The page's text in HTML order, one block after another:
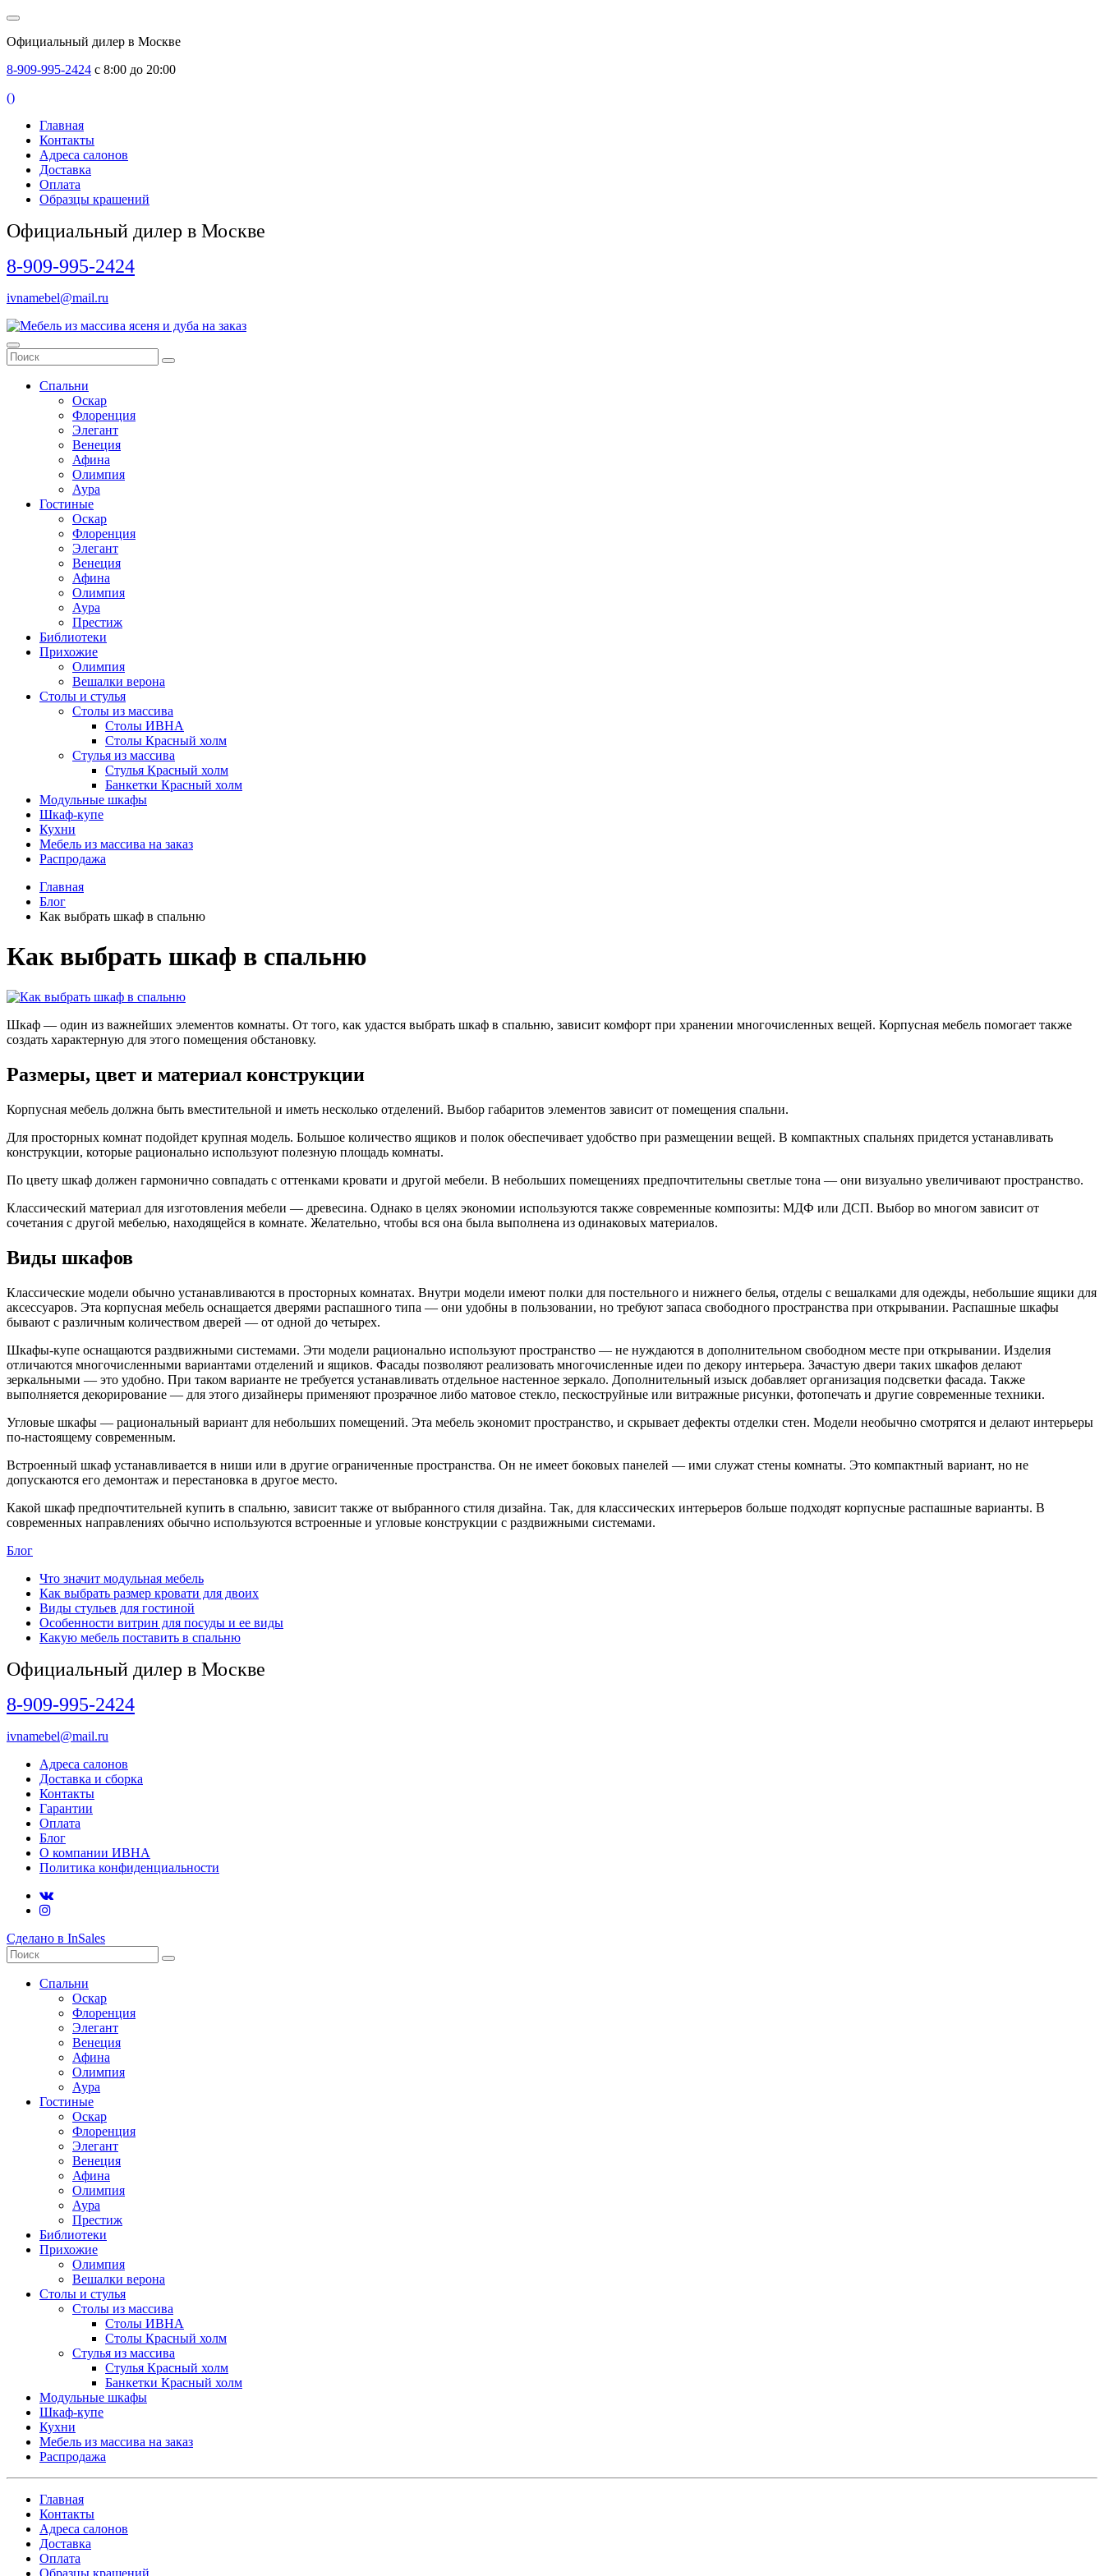
Официальный дилер в Москве
8-909-995-2424 с 8:00 до 20:00
()
Главная
Контакты
Адреса салонов
Доставка
Оплата
Образцы крашений
Официальный дилер в Москве
8-909-995-2424
ivnamebel@mail.ru
Спальни
Оскар
Флоренция
Элегант
Венеция
Афина
Олимпия
Аура
Гостиные
Оскар
Флоренция
Элегант
Венеция
Афина
Олимпия
Аура
Престиж
Библиотеки
Прихожие
Олимпия
Вешалки верона
Столы и стулья
Столы из массива
Столы ИВНА
Столы Красный холм
Стулья из массива
Стулья Красный холм
Банкетки Красный холм
Модульные шкафы
Шкаф-купе
Кухни
Мебель из массива на заказ
Распродажа
Главная
Блог
Как выбрать шкаф в спальню
Как выбрать шкаф в спальню
Шкаф — один из важнейших элементов комнаты. От того, как удастся выбрать шкаф в спальню, зависит комфорт при хранении многочисленных вещей. Корпусная мебель помогает также
создать характерную для этого помещения обстановку.
Размеры, цвет и материал конструкции
Корпусная мебель должна быть вместительной и иметь несколько отделений. Выбор габаритов элементов зависит от помещения спальни.
Для просторных комнат подойдет крупная модель. Большое количество ящиков и полок обеспечивает удобство при размещении вещей. В компактных спальнях придется устанавливать
конструкции, которые рационально используют полезную площадь комнаты.
По цвету шкаф должен гармонично совпадать с оттенками кровати и другой мебели. В небольших помещениях предпочтительны светлые тона — они визуально увеличивают пространство.
Классический материал для изготовления мебели — древесина. Однако в целях экономии используются также современные композиты: МДФ или ДСП. Выбор во многом зависит от
сочетания с другой мебелью, находящейся в комнате. Желательно, чтобы вся она была выполнена из одинаковых материалов.
Виды шкафов
Классические модели обычно устанавливаются в просторных комнатах. Внутри модели имеют полки для постельного и нижнего белья, отделы с вешалками для одежды, небольшие ящики для
аксессуаров. Эта корпусная мебель оснащается дверями распашного типа — они удобны в пользовании, но требуют запаса свободного пространства при открывании. Распашные шкафы
бывают с различным количеством дверей — от одной до четырех.
Шкафы-купе оснащаются раздвижными системами. Эти модели рационально используют пространство — не нуждаются в дополнительном свободном месте при открывании. Изделия
отличаются многочисленными вариантами отделений и ящиков. Фасады позволяют реализовать многочисленные идеи по декору интерьера. Зачастую двери таких шкафов делают
зеркальными — это удобно. При таком варианте не требуется устанавливать отдельное настенное зеркало. Дополнительный изыск добавляет организация подсветки фасада. Также
выполняется декорирование — для этого дизайнеры применяют прозрачное либо матовое стекло, пескоструйные или витражные рисунки, фотопечать и другие современные техники.
Угловые шкафы — рациональный вариант для небольших помещений. Эта мебель экономит пространство, и скрывает дефекты отделки стен. Модели необычно смотрятся и делают интерьеры
по-настоящему современным.
Встроенный шкаф устанавливается в ниши или в другие ограниченные пространства. Он не имеет боковых панелей — ими служат стены комнаты. Это компактный вариант, но не
допускаются его демонтаж и перестановка в другое место.
Какой шкаф предпочтительней купить в спальню, зависит также от выбранного стиля дизайна. Так, для классических интерьеров больше подходят корпусные распашные варианты. В
современных направлениях обычно используются встроенные и угловые конструкции с раздвижными системами.
Блог
Что значит модульная мебель
Как выбрать размер кровати для двоих
Виды стульев для гостиной
Особенности витрин для посуды и ее виды
Какую мебель поставить в спальню
Официальный дилер в Москве
8-909-995-2424
ivnamebel@mail.ru
Адреса салонов
Доставка и сборка
Контакты
Гарантии
Оплата
Блог
О компании ИВНА
Политика конфиденциальности
Сделано в InSales
Спальни
Оскар
Флоренция
Элегант
Венеция
Афина
Олимпия
Аура
Гостиные
Оскар
Флоренция
Элегант
Венеция
Афина
Олимпия
Аура
Престиж
Библиотеки
Прихожие
Олимпия
Вешалки верона
Столы и стулья
Столы из массива
Столы ИВНА
Столы Красный холм
Стулья из массива
Стулья Красный холм
Банкетки Красный холм
Модульные шкафы
Шкаф-купе
Кухни
Мебель из массива на заказ
Распродажа
Главная
Контакты
Адреса салонов
Доставка
Оплата
Образцы крашений